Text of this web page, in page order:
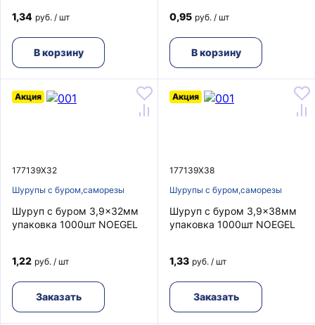
1,34 руб. / шт
В корзину
0,95 руб. / шт
В корзину
177139X32
Шурупы с буром,саморезы
Акция
Шуруп с буром 3,9x32мм
упаковка 1000шт NOEGEL
1,22 руб. / шт
Заказать
177139X38
Шурупы с буром,саморезы
Акция
Шуруп с буром 3,9x38мм
упаковка 1000шт NOEGEL
1,33 руб. / шт
Заказать